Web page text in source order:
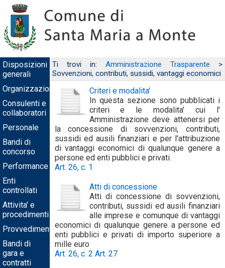
Disposizioni
generali
Organizzazione
Consulenti e
collaboratori
Personale
Bandi di
concorso
Performance
Enti
controllati
Attivita' e
procedimenti
Provvedimenti
Bandi di
gara e
contratti
Ti trovi in: Amministrazione Trasparente >
Sovvenzioni, contributi, sussidi, vantaggi economici
Criteri e modalita'
In questa sezione sono pubblicati i
criteri e le modalita' cui l'
Amministrazione deve attenersi per
la concessione di sovvenzioni, contributi,
sussidi ed ausili finanziari e per l'attribuzione
di vantaggi economici di qualunque genere a
persone ed enti pubblici e privati.
Art. 26, c. 1
Atti di concessione
Atti di concessione di sovvenzioni,
contributi, sussidi ed ausili finanziari
alle imprese e comunque di vantaggi
economici di qualunque genere a persone ed
enti pubblici e privati di importo superiore a
mille euro
Art. 26, c. 2 Art. 27